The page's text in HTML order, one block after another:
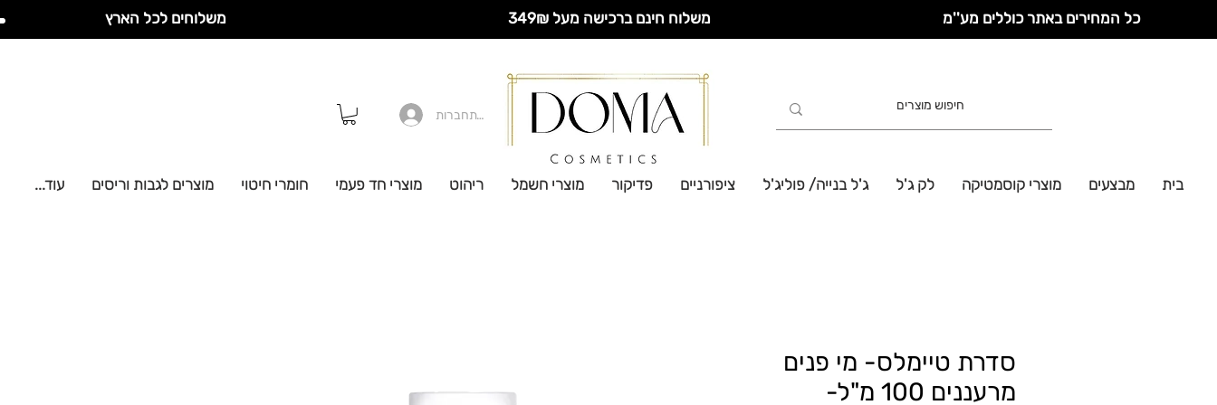
משלוחים לכל הארץ משלוח חינם ברכישה מעל 349₪ כל המחירים באתר כוללים מע''מ
להתחברות
בית מבצעים מוצרי קוסמטיקה לק ג'ל ג'ל בנייה/ פוליג'ל ציפורניים פדיקור מוצרי חשמל ריהוט מוצרי חד פעמי חומרי חיטוי מוצרים לגבות וריסים עוד...
סדרת טיימלס- מי פנים
מרעננים 100 מ"ל-